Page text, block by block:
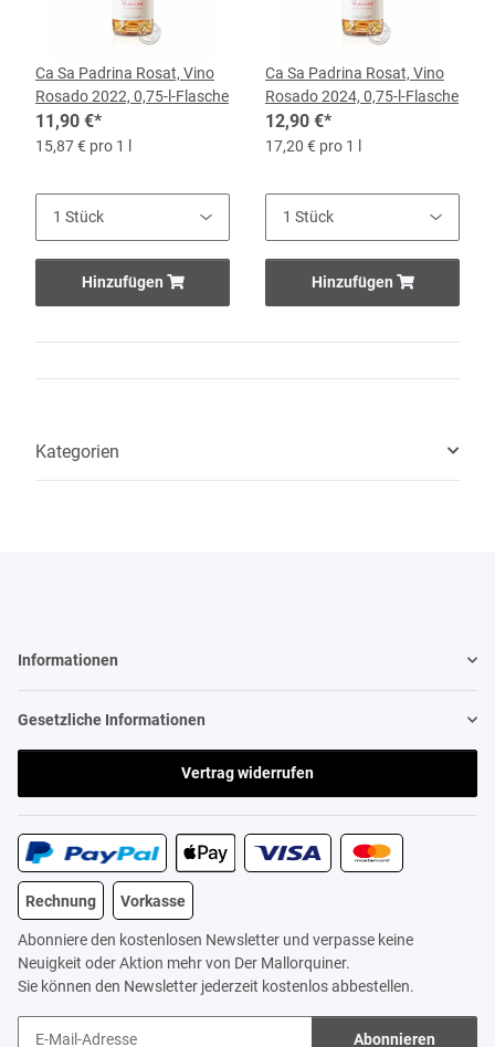
Ca Sa Padrina Rosat, Vino
Rosado 2022, 0,75-l-Flasche
11,90 €*
15,87 € pro 1 l
Hinzufügen
Ca Sa Padrina Rosat, Vino
Rosado 2024, 0,75-l-Flasche
12,90 €*
17,20 € pro 1 l
Hinzufügen
Kategorien
Informationen
Gesetzliche Informationen
Vertrag widerrufen
Rechnung Vorkasse
Abonniere den kostenlosen Newsletter und verpasse keine
Neuigkeit oder Aktion mehr von Der Mallorquiner.
Sie können den Newsletter jederzeit kostenlos abbestellen.
Abonnieren